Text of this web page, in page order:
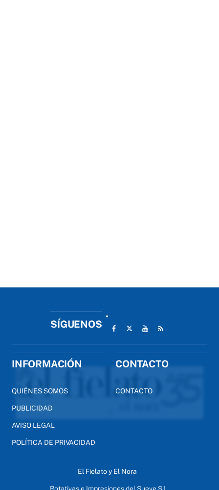
SÍGUENOS
INFORMACIÓN
QUIÉNES SOMOS
PUBLICIDAD
AVISO LEGAL
POLÍTICA DE PRIVACIDAD
CONTACTO
CONTACTO
El Fielato y El Nora